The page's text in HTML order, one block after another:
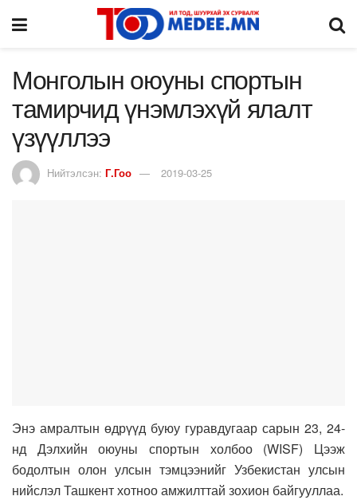
Монголын оюуны спортын
тамирчид үнэмлэхүй ялалт
үзүүллээ
Нийтэлсэн: Г.Гоо 2019-03-25
Энэ амралтын өдрүүд буюу гуравдугаар сарын 23, 24-
нд Дэлхийн оюуны спортын холбоо (WISF) Цээж
бодолтын олон улсын тэмцээнийг Узбекистан улсын
нийслэл Ташкент хотноо амжилттай зохион байгууллаа.